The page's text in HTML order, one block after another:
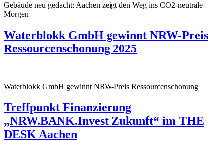
Gebäude neu gedacht: Aachen zeigt den Weg ins CO2-neutrale
Morgen
Waterblokk GmbH gewinnt NRW-Preis
Ressourcenschonung 2025
Waterblokk GmbH gewinnt NRW-Preis Ressourcenschonung
Treffpunkt Finanzierung
„NRW.BANK.Invest Zukunft“ im THE
DESK Aachen